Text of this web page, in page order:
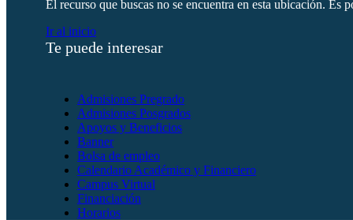
El recurso que buscas no se encuentra en esta ubicación. Es
Ir al inicio
Te puede interesar
Admisiones Pregrado
Admisiones Posgrados
Apoyos y Beneficios
Banner
Bolsa de empleo
Calendario Académico y Financiero
Campus Virtual
Financiación
Horarios